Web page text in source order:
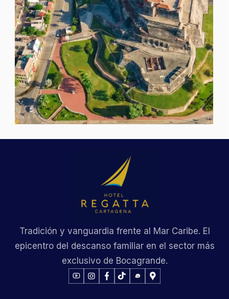
Tradición y vanguardia frente al Mar Caribe. El
epicentro del descanso familiar en el sector más
exclusivo de Bocagrande.